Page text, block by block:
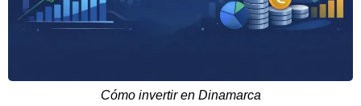
Cómo invertir en Dinamarca